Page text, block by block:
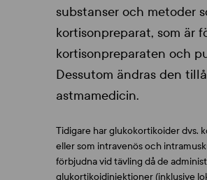
substanser och metoder
kortisonpreparat, som är
kortisonpreparaten och
Dessutom ändras den
astmamedicin.
Tidigare har glukokortikoider dvs.
eller som intravenös och
förbjudna vid tävling då de
glukortikoidinjektioner (inklusive